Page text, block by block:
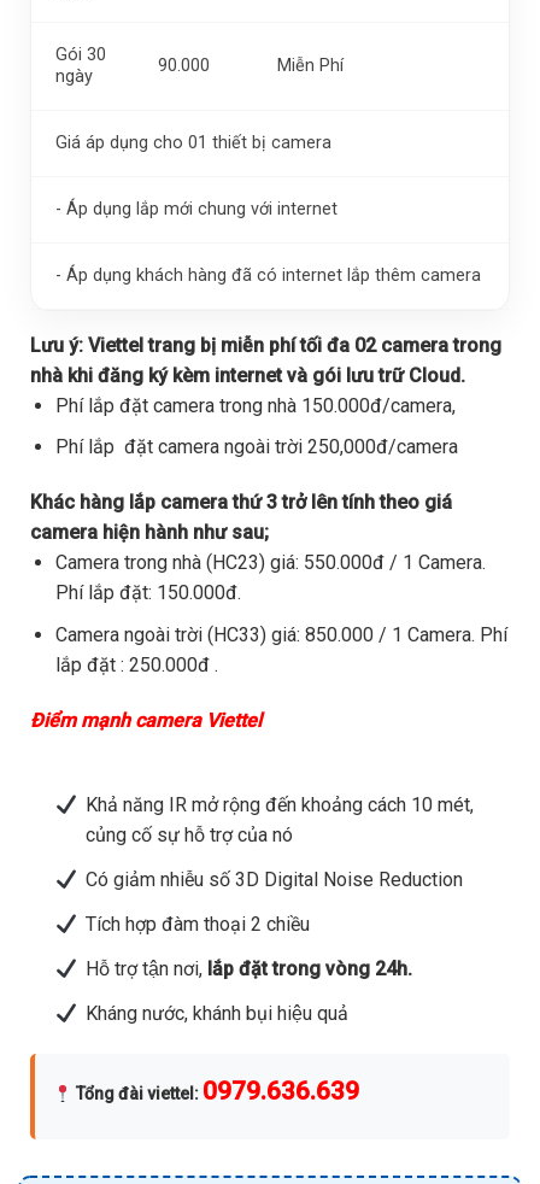
Gói 30
ngày
90.000 Miễn Phí
Giá áp dụng cho 01 thiết bị camera
- Áp dụng lắp mới chung với internet
- Áp dụng khách hàng đã có internet lắp thêm camera
Lưu ý: Viettel trang bị miễn phí tối đa 02 camera trong
nhà khi đăng ký kèm internet và gói lưu trữ Cloud.
Phí lắp đặt camera trong nhà 150.000đ/camera,
Phí lắp đặt camera ngoài trời 250,000đ/camera
Khác hàng lắp camera thứ 3 trở lên tính theo giá
camera hiện hành như sau;
Camera trong nhà (HC23) giá: 550.000đ / 1 Camera.
Phí lắp đặt: 150.000đ.
Camera ngoài trời (HC33) giá: 850.000 / 1 Camera. Phí
lắp đặt : 250.000đ .
Điểm mạnh camera Viettel
Khả năng IR mở rộng đến khoảng cách 10 mét,
củng cố sự hỗ trợ của nó
Có giảm nhiễu số 3D Digital Noise Reduction
Tích hợp đàm thoại 2 chiều
Hỗ trợ tận nơi,lắp đặt trong vòng 24h.
Kháng nước, khánh bụi hiệu quả
Tổng đài viettel : 0979.636.639